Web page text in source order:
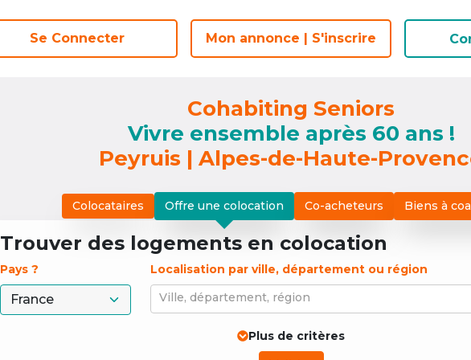
Se Connecter Mon annonce | S'inscrire
Se Connecter Mon annonce | S'inscrire
Cohabiting Seniors
Vivre ensemble après 60 ans !
Peyruis | Alpes-de-Haute-
Colocataires Offre une colocation Co-acheteurs Biens à
Trouver des logements en colocation
Pays ?
Localisation par ville, département ou région
Ville, département, région
Plus de critères